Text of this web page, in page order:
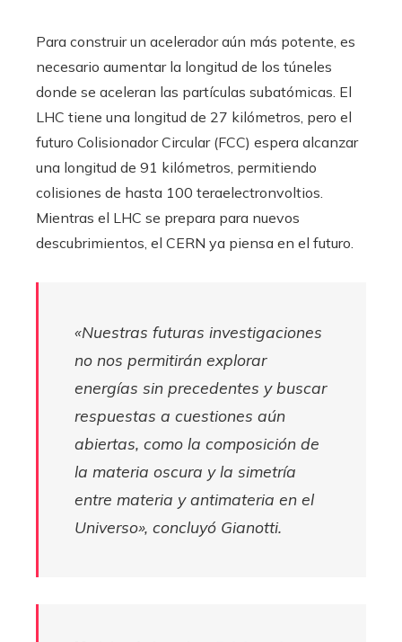
Para construir un acelerador aún más potente, es
necesario aumentar la longitud de los túneles
donde se aceleran las partículas subatómicas. El
LHC tiene una longitud de 27 kilómetros, pero el
futuro Colisionador Circular (FCC) espera alcanzar
una longitud de 91 kilómetros, permitiendo
colisiones de hasta 100 teraelectronvoltios.
Mientras el LHC se prepara para nuevos
descubrimientos, el CERN ya piensa en el futuro.
«Nuestras futuras investigaciones
no nos permitirán explorar
energías sin precedentes y buscar
respuestas a cuestiones aún
abiertas, como la composición de
la materia oscura y la simetría
entre materia y antimateria en el
Universo», concluyó Gianotti.